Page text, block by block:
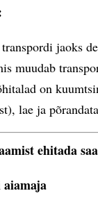
jaoks
muudab
on
lae ja
ehitada
aiamaja